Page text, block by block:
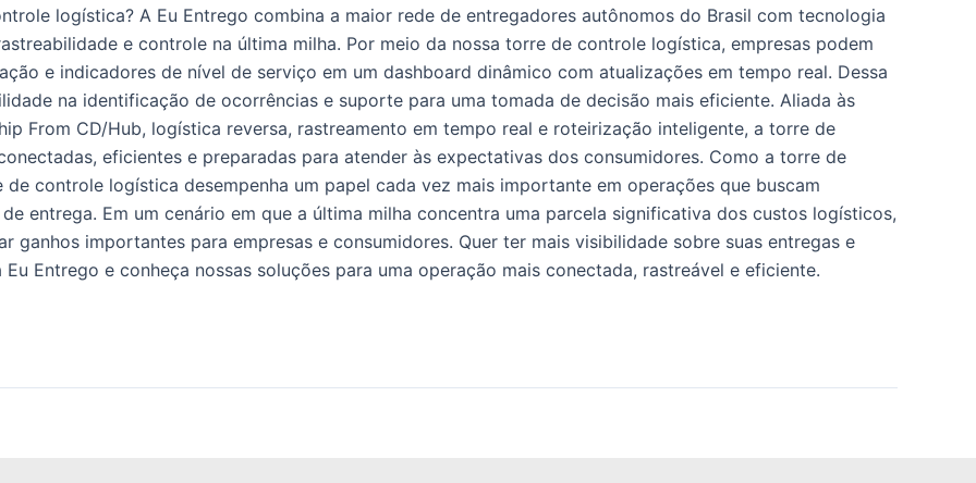
logística? A Eu Entrego combina a maior rede de entregadores autônomos do Brasil com tecnologia
e controle na última milha. Por meio da nossa torre de controle logística, empresas podem
e indicadores de nível de serviço em um dashboard dinâmico com atualizações em tempo real. Dessa
na identificação de ocorrências e suporte para uma tomada de decisão mais eficiente. Aliada às
From CD/Hub, logística reversa, rastreamento em tempo real e roteirização inteligente, a torre de
eficientes e preparadas para atender às expectativas dos consumidores. Como a torre de
controle logística desempenha um papel cada vez mais importante em operações que buscam
entrega. Em um cenário em que a última milha concentra uma parcela significativa dos custos logísticos,
ganhos importantes para empresas e consumidores. Quer ter mais visibilidade sobre suas entregas e
Entrego e conheça nossas soluções para uma operação mais conectada, rastreável e eficiente.